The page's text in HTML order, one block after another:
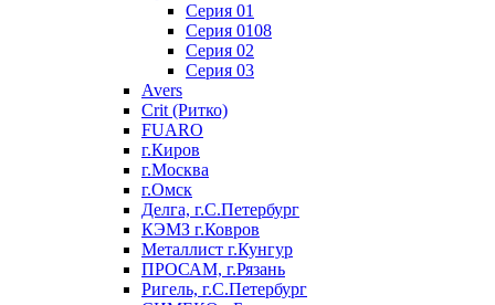
Серия 01
Серия 0108
Серия 02
Серия 03
Avers
Crit (Ритко)
FUARO
г.Киров
г.Москва
г.Омск
Делга, г.С.Петербург
КЭМЗ г.Ковров
Металлист г.Кунгур
ПРОСАМ, г.Рязань
Ригель, г.С.Петербург